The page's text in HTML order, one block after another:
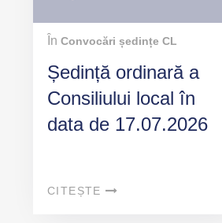
În Convocări ședințe CL
Ședință ordinară a
Consiliului local în
data de 17.07.2026
CITEȘTE